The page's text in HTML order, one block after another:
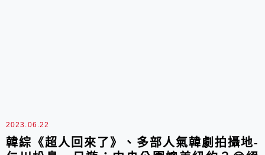
2023.06.22
韓綜《超人回來了》、多部人氣韓劇拍攝地-